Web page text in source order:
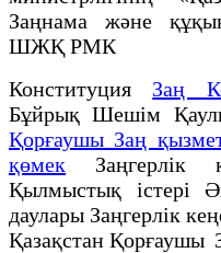
Заңнама және
ШЖҚ РМК
Конституция Заң
Бұйрық Шешім
Қорғаушы Заң
қөмек Заңгерлік
Қылмыстық істері
даулары Заңгерлік
Қазақстан Қорғаушы